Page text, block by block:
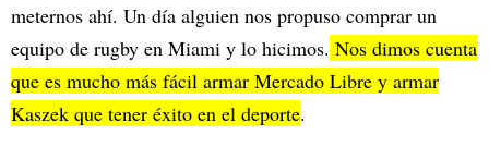
meternos ahí. Un día alguien nos propuso comprar un
equipo de rugby en Miami y lo hicimos. Nos dimos cuenta
que es mucho más fácil armar Mercado Libre y armar
Kaszek que tener éxito en el deporte.